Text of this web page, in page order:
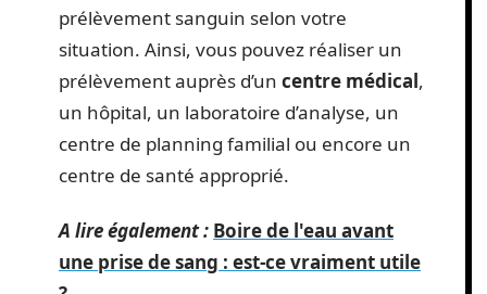
prélèvement sanguin selon votre
situation. Ainsi, vous pouvez réaliser un
prélèvement auprès d’un centre médical,
un hôpital, un laboratoire d’analyse, un
centre de planning familial ou encore un
centre de santé approprié.
A lire également : Boire de l'eau avant
une prise de sang : est-ce vraiment utile